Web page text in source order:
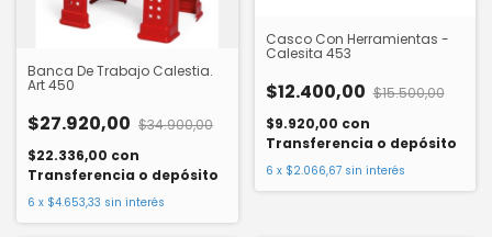
Banca De Trabajo Calestia.
Art 450
$27.920,00 $34.900,00
$22.336,00 con
Transferencia o depósito
6 x $4.653,33 sin interés
Casco Con Herramientas -
Calesita 453
$12.400,00 $15.500,00
$9.920,00 con
Transferencia o depósito
6 x $2.066,67 sin interés